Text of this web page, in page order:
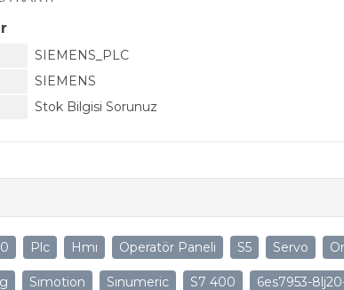
SIEMENS_PLC
SIEMENS
Stok Bilgisi Sorunuz
Plc Hmı Operatör Paneli S5 Servo
Sımotion Sınumeric S7 400 6es7953-